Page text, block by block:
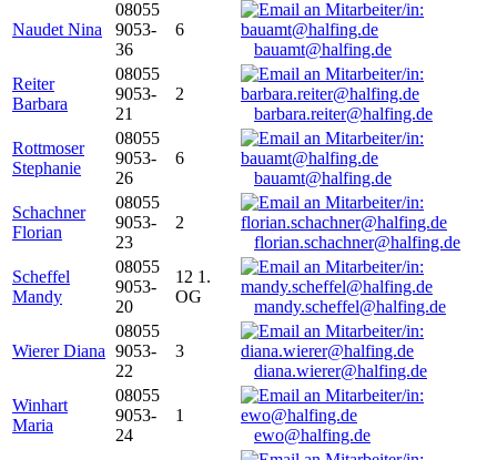
Naudet Nina
08055
9053-
36
6
bauamt@halfing.de
Reiter
Barbara
08055
9053-
21
2
barbara.reiter@halfing.de
Rottmoser
Stephanie
08055
9053-
26
6
bauamt@halfing.de
Schachner
Florian
08055
9053-
23
2
florian.schachner@halfing.de
Scheffel
Mandy
08055
9053-
20
12 1.
OG
mandy.scheffel@halfing.de
Wierer Diana
08055
9053-
22
3
diana.wierer@halfing.de
Winhart
Maria
08055
9053-
24
1
ewo@halfing.de